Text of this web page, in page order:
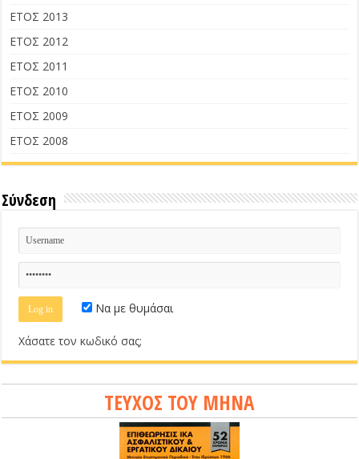
ΕΤΟΣ 2013
ΕΤΟΣ 2012
ΕΤΟΣ 2011
ΕΤΟΣ 2010
ΕΤΟΣ 2009
ΕΤΟΣ 2008
Σύνδεση
Να με θυμάσαι
Χάσατε τον κωδικό σας;
ΤΕΥΧΟΣ ΤΟΥ ΜΗΝΑ